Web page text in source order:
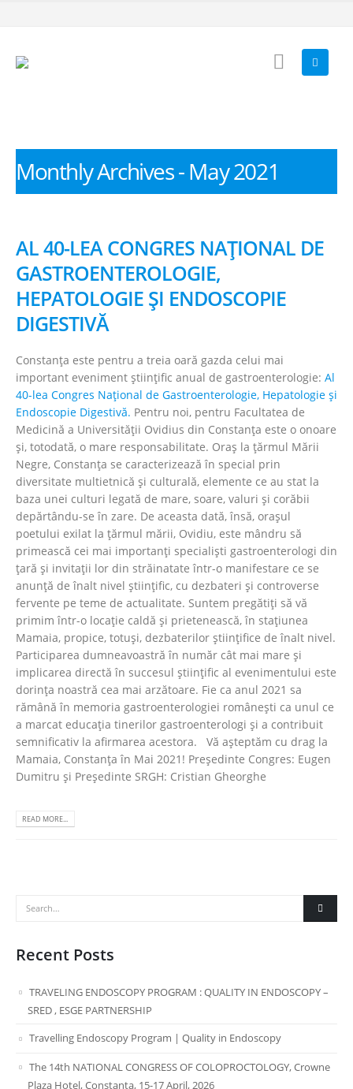
Monthly Archives - May 2021
AL 40-LEA CONGRES NAŢIONAL DE
GASTROENTEROLOGIE,
HEPATOLOGIE ŞI ENDOSCOPIE
DIGESTIVĂ
Constanţa este pentru a treia oară gazda celui mai
important eveniment ştiinţific anual de gastroenterologie: Al
40-lea Congres Naţional de Gastroenterologie, Hepatologie şi
Endoscopie Digestivă. Pentru noi, pentru Facultatea de
Medicină a Universităţii Ovidius din Constanţa este o onoare
şi, totodată, o mare responsabilitate. Oraş la ţărmul Mării
Negre, Constanţa se caracterizează în special prin
diversitate multietnică şi culturală, elemente ce au stat la
baza unei culturi legată de mare, soare, valuri şi corăbii
depărtându-se în zare. De aceasta dată, însă, oraşul
poetului exilat la ţărmul mării, Ovidiu, este mândru să
primească cei mai importanţi specialişti gastroenterologi din
ţară şi invitaţii lor din străinatate într-o manifestare ce se
anunţă de înalt nivel ştiinţific, cu dezbateri şi controverse
fervente pe teme de actualitate. Suntem pregătiţi să vă
primim într-o locaţie caldă şi prietenească, în staţiunea
Mamaia, propice, totuşi, dezbaterilor ştiinţifice de înalt nivel.
Participarea dumneavoastră în număr cât mai mare şi
implicarea directă în succesul ştiinţific al evenimentului este
dorinţa noastră cea mai arzătoare. Fie ca anul 2021 sa
rămână în memoria gastroenterologiei româneşti ca unul ce
a marcat educaţia tinerilor gastroenterologi şi a contribuit
semnificativ la afirmarea acestora. Vă aşteptăm cu drag la
Mamaia, Constanţa în Mai 2021! Preşedinte Congres: Eugen
Dumitru şi Preşedinte SRGH: Cristian Gheorghe
READ MORE...
Recent Posts
TRAVELING ENDOSCOPY PROGRAM : QUALITY IN ENDOSCOPY –
SRED , ESGE PARTNERSHIP
Travelling Endoscopy Program | Quality in Endoscopy
The 14th NATIONAL CONGRESS OF COLOPROCTOLOGY, Crowne
Plaza Hotel, Constanța, 15-17 April, 2026